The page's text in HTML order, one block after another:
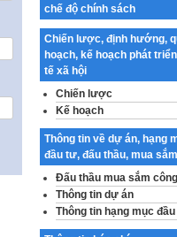
Công bố công khai dự
phí xây dựng pháp luật,
thiện thể chế, chính…
Quy định về nghiên cứu,
dụng khoa học, công
mới sáng tạo và chuyển…
Quy định chi tiết và hướng
thi hành một số điều của
lịch tư…
Sửa đổi, bổ sung một số
dung tại Nghị quyết số
CP ngày 24 tháng 02…
chế độ chính sách
Chiến lược, định hướng,
hoạch, kế hoạch phát
tế xã hội
Chiến lược
Kế hoạch
Thông tin về dự án, hạng
đầu tư, đấu thầu, mua
Đấu thầu mua sắm công
Thông tin dự án
Thông tin hạng mục